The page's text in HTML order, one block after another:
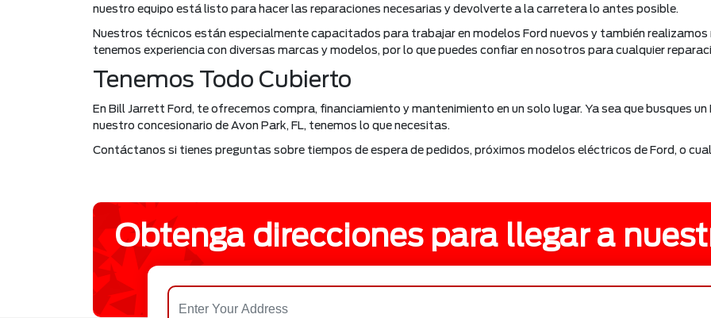
nuestro equipo está listo para hacer las reparaciones necesarias y devolverte a la carretera lo antes posible.
Nuestros técnicos están especialmente capacitados para trabajar en modelos Ford nuevos y también
tenemos experiencia con diversas marcas y modelos, por lo que puedes confiar en nosotros para cualquier
Tenemos Todo Cubierto
En Bill Jarrett Ford, te ofrecemos compra, financiamiento y mantenimiento en un solo lugar. Ya sea que busques
nuestro concesionario de Avon Park, FL, tenemos lo que necesitas.
Contáctanos si tienes preguntas sobre tiempos de espera de pedidos, próximos modelos eléctricos de Ford, o
Obtenga direcciones para llegar a